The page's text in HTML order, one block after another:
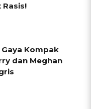
Rasis!
Kompak
dan Meghan